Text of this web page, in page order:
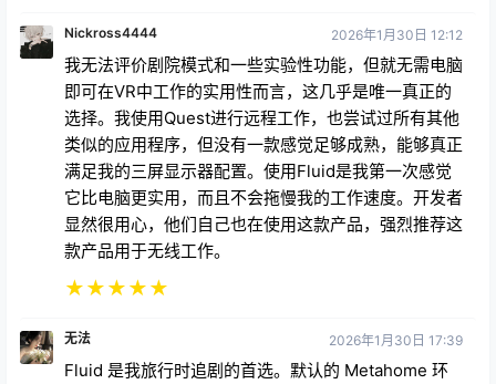
Nickross4444 2026年1月30日 12:12
我无法评价剧院模式和一些实验性功能，但就无需电脑
即可在VR中工作的实用性而言，这几乎是唯一真正的
选择。我使用Quest进行远程工作，也尝试过所有其他
类似的应用程序，但没有一款感觉足够成熟，能够真正
满足我的三屏显示器配置。使用Fluid是我第一次感觉
它比电脑更实用，而且不会拖慢我的工作速度。开发者
显然很用心，他们自己也在使用这款产品，强烈推荐这
款产品用于无线工作。
★★★★★
无法 2026年1月30日 17:39
Fluid 是我旅行时追剧的首选。默认的 Metahome 环